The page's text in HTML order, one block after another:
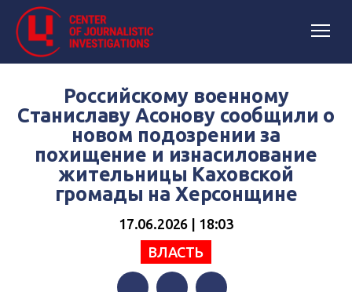
Российскому военному
Станиславу Асонову сообщили о
новом подозрении за
похищение и изнасилование
жительницы Каховской
громады на Херсонщине
17.06.2026 | 18:03
ВЛАСТЬ